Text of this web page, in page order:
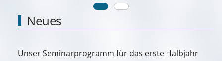
Neues
Unser Seminarprogramm für das erste Halbjahr